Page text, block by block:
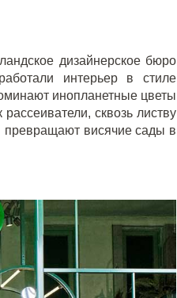
дизайнерское бюро
интерьер в стиле
инопланетные цветы
сквозь листву
висячие сады в